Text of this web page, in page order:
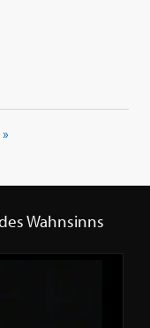
Wahnsinns